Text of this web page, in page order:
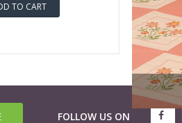
TO CART
FOLLOW US ON